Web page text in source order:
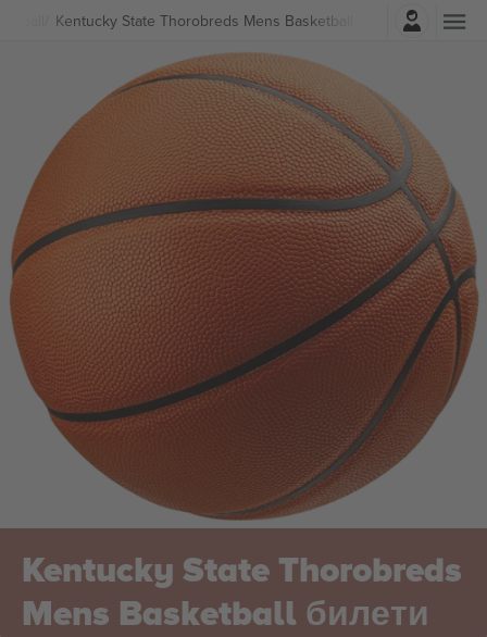
Kentucky State Thorobreds Mens Basketball Билети
Најави се
Kentucky State Thorobreds
Mens Basketball билети